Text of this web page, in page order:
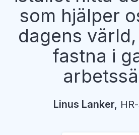
som hjälper
dagens
fastna i
Linus Lanker,